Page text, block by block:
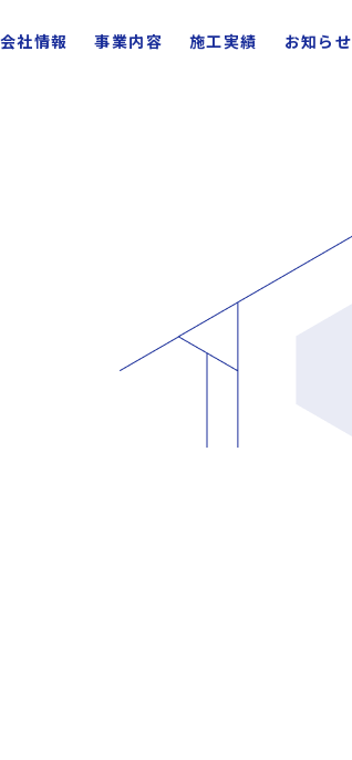
会社情報 事業内容 施工実績 お知らせ